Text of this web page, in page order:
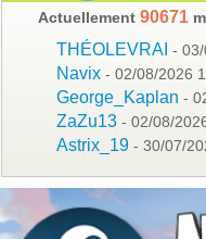
Actuellement 90671
THÉOLEVRAI -
Navix - 02/08/2026
George_Kaplan -
ZaZu13 - 02/08/
Astrix_19 - 30/07/